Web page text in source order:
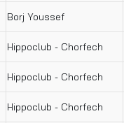
Borj Youssef
Hippoclub - Chorfech
Hippoclub - Chorfech
Hippoclub - Chorfech